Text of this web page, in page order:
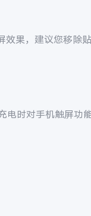
果，建议您移除
电时对手机触屏功